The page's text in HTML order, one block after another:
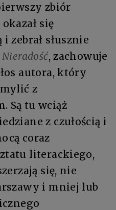
zbiór
okazał się
zebrał słusznie
Nieradość, zachowuje
autora, który
z
Są tu wciąż
z czułością i
coraz
literackiego,
się, nie
i mniej lub